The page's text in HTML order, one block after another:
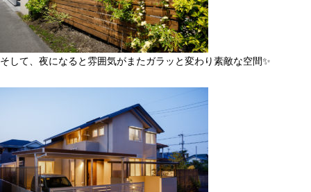
そして、夜になると雰囲気がまたガラッと変わり素敵な空間✨